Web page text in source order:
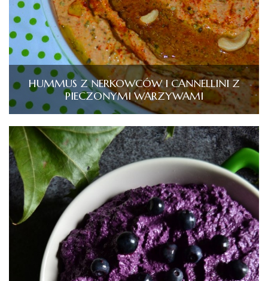
HUMMUS Z NERKOWCÓW I CANNELLINI Z
PIECZONYMI WARZYWAMI